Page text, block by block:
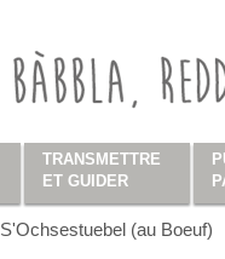
S'Ochsestuebel (au Boeuf)
TRANSMETTRE
ET GUIDER